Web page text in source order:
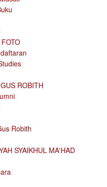
ROBITH
Robith
SYAIKHUL MA'HAD